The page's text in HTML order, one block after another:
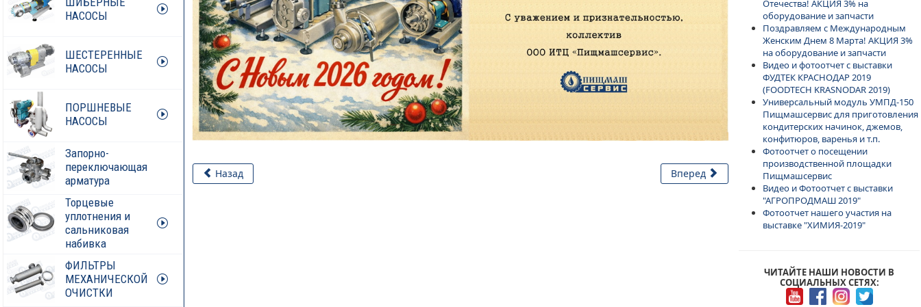
НАСОСЫ
ШЕСТЕРЕННЫЕ
НАСОСЫ
ПОРШНЕВЫЕ
НАСОСЫ
Запорно-
переключающая
арматура
Торцевые
уплотнения и
сальниковая
набивка
ФИЛЬТРЫ
МЕХАНИЧЕСКОЙ
ОЧИСТКИ
Назад Вперед
Отечества! АКЦИЯ 3% на
оборудование и запчасти
Поздравляем с Международным
Женским Днем 8 Марта! АКЦИЯ 3%
на оборудование и запчасти
Видео и фотоотчет с выставки
ФУДТЕК КРАСНОДАР 2019
(FOODTECH KRASNODAR 2019)
Универсальный модуль УМПД-150
Пищмашсервис для приготовления
кондитерских начинок, джемов,
конфитюров, варенья и т.п.
Фотоотчет о посещении
производственной площадки
Пищмашсервис
Видео и Фотоотчет с выставки
"АГРОПРОДМАШ 2019"
Фотоотчет нашего участия на
выставке "ХИМИЯ-2019"
ЧИТАЙТЕ НАШИ НОВОСТИ В
СОЦИАЛЬНЫХ СЕТЯХ: